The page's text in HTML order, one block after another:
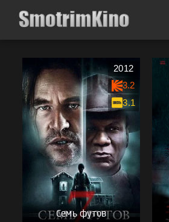
Семь футов
2012
3.2
3.1